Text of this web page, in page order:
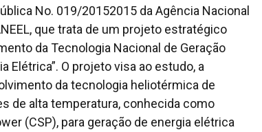
No. 019/20152015 da Agência Nacional
que trata de um projeto estratégico
da Tecnologia Nacional de Geração
Elétrica”. O projeto visa ao estudo, a
da tecnologia heliotérmica de
de alta temperatura, conhecida como
(CSP), para geração de energia elétrica